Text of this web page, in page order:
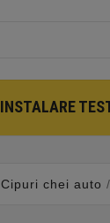
INSTALARE
Cipuri chei auto